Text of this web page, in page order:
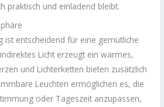
praktisch und einladend bleibt.
ist entscheidend für eine gemütliche
Licht erzeugt ein warmes,
und Lichterketten bieten zusätzlich
Leuchten ermöglichen es, die
oder Tageszeit anzupassen,